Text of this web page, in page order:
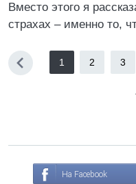
Вместо этого я
страхах – именно то,
1 2 3
На Facebook